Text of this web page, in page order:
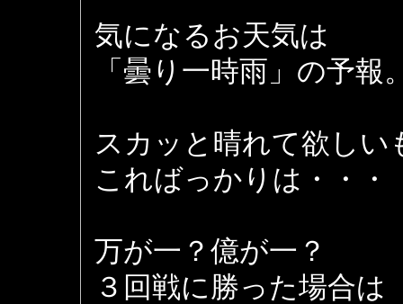
気になるお天気は
「曇り一時雨」の予報
スカッと晴れて欲しい
こればっかりは・・・
万が一？億が一？
３回戦に勝った場合は